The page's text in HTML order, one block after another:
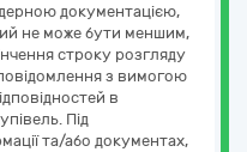
документацією,
не може бути меншим,
строку розгляду
з вимогою
в
Під
та/або документах,